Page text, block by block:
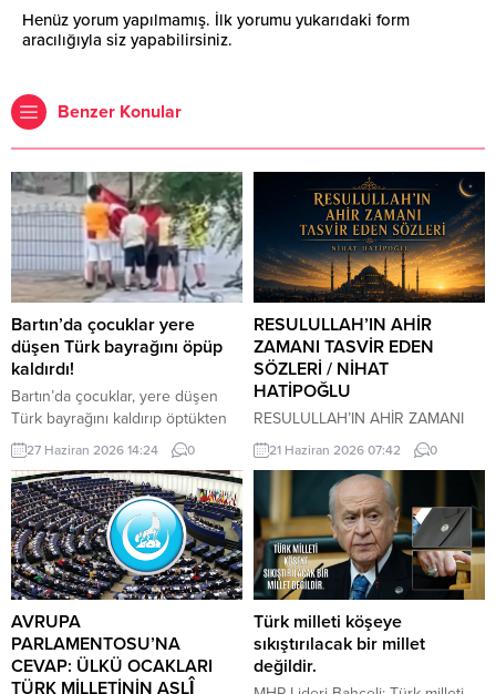
Henüz yorum yapılmamış. İlk yorumu yukarıdaki form
aracılığıyla siz yapabilirsiniz.
Benzer Konular
Bartın’da çocuklar yere
düşen Türk bayrağını öpüp
kaldırdı!
Bartın’da çocuklar, yere düşen
Türk bayrağını kaldırıp öptükten
sonra gelen itfaiye ekiplerinin de
yardımıyla göndere çekti. O anlar
cep telefonu kamerası tarafından
kaydedildi. Yerden kaldırıp öptüler
Kemerköprü Mahallesi’nde dün
akşam saatlerinde Cumhuriyet
Parkı içerisindeki direkte bulunan
Türk bayrağı rüzgar nedeniyle
ipinin kopmasıyla yere düştü. Bu
sırada parkta oynayan çocuklar
yere...
27 Haziran 2026 14:24 0
RESULULLAH’IN AHİR
ZAMANI TASVİR EDEN
SÖZLERİ / NİHAT
HATİPOĞLU
RESULULLAH’IN AHİR ZAMANI
TASVİR EDEN SÖZLERİ İnsanlar
heveslerine uyacaklar, zan ile
hükmedilecek. Bilinmeyen
konularda insanlar konuşacaklar.
Cehalet, dini bilmemek
çoğalacak. Çocuk istenmeyecek.
Dostluk azalacak. Dost dosta
güvenmeyecek. İnsanlar bir
araya toplandıklarında, içlerinde
Allah’tan korkan bulunmadığı
zaman kıyamet yakındır. Kıyamet
kopmadan önce yıldızların etkili
21 Haziran 2026 07:42 0
AVRUPA
PARLAMENTOSU’NA
CEVAP: ÜLKÜ OCAKLARI
TÜRK MİLLETİNİN ASLÎ
Türk milleti köşeye
sıkıştırılacak bir millet
değildir.